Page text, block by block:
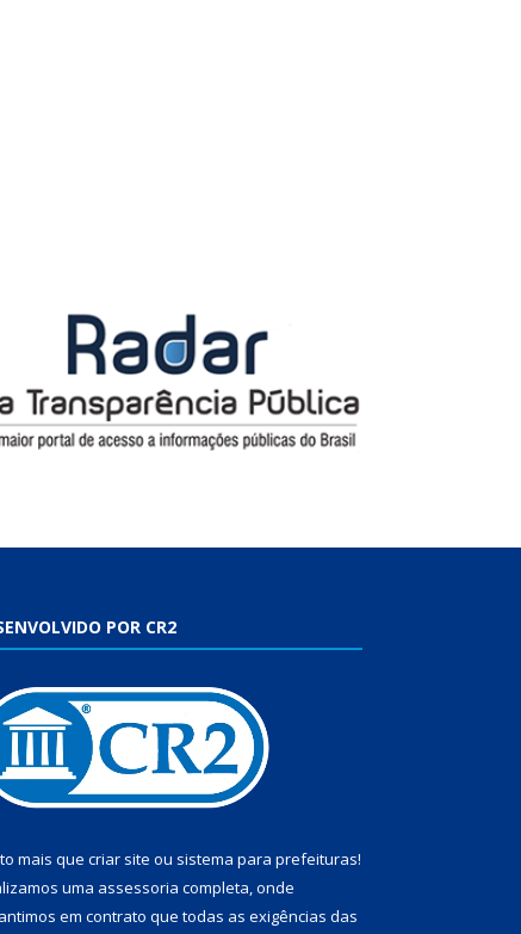
POR CR2
mais que criar site ou sistema para prefeituras!
uma assessoria completa, onde
em contrato que todas as exigências das